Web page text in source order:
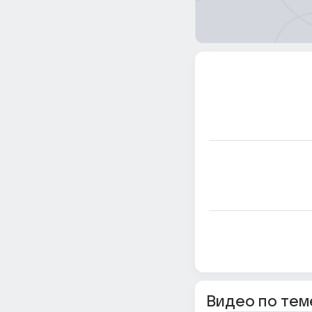
Видео по